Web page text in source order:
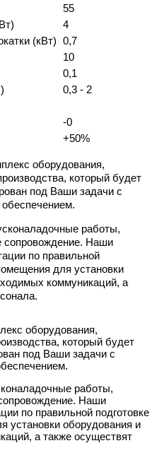
55
4
(кВт) 0,7
10
0,1
0,3 - 2
-0
+50%
оборудования,
который будет
под Ваши задачи с
обеспечением.
работы,
сопровождение. Наши
по правильной
для установки
коммуникаций, а
оборудования,
который будет
под Ваши задачи с
работы,
Наши
по правильной подготовке
установки оборудования и
а также осуществят